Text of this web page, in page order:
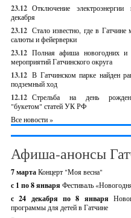
23.12 Отключение
декабря
23.12 Стало известно, где в Гатчине
салюты и фейерверки
23.12 Полная афиша новогодних и
мероприятий Гатчинского округа
13.12 В Гатчинском парке найден
подземный ход
12.12 Стрельба на день
"букетом" статей УК РФ
Все новости »
Афиша-анонсы
7 мартаКонцерт "Моя весна"
с 1 по 8 января Фестиваль
с 24 декабря по 8 января
программы для детей в Гатчине